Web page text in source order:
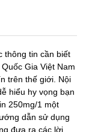
thông tin cần biết
Gia Việt Nam
trên thế giới. Nội
hiểu hy vọng bạn
250mg/1 một
dẫn sử dụng
đưa ra các lời